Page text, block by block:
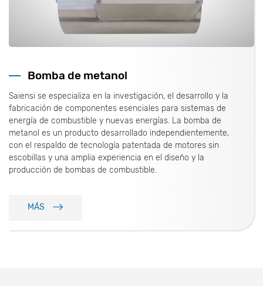
Bomba de metanol
Saiensi se especializa en la investigación, el desarrollo y la
fabricación de componentes esenciales para sistemas de
energía de combustible y nuevas energías. La bomba de
metanol es un producto desarrollado independientemente,
con el respaldo de tecnología patentada de motores sin
escobillas y una amplia experiencia en el diseño y la
producción de bombas de combustible.
MÁS